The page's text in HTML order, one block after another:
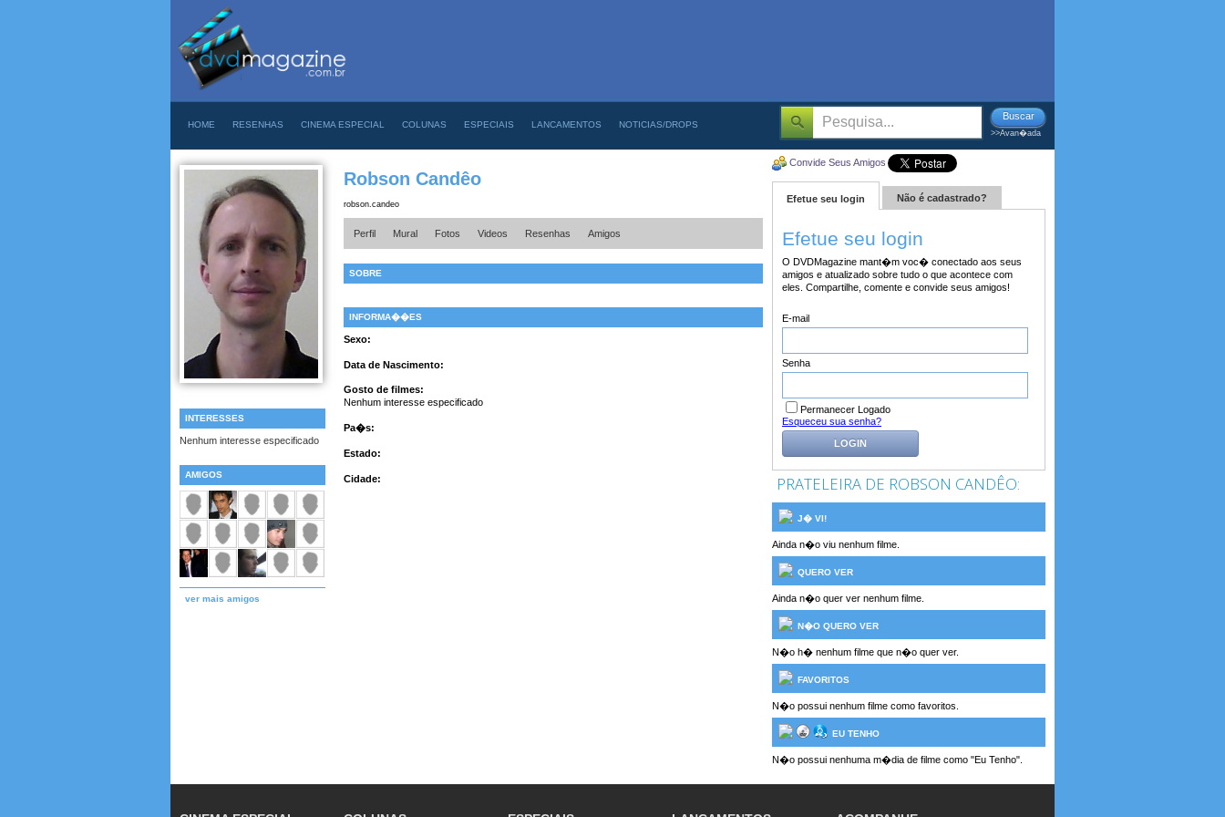
HOME RESENHAS CINEMA ESPECIAL COLUNAS ESPECIAIS LANCAMENTOS NOTICIAS/DROPS
Buscar
>>Avan�ada
INTERESSES
Nenhum interesse especificado
AMIGOS
ver mais amigos
Robson Candêo
robson.candeo
Perfil Mural Fotos Videos Resenhas Amigos
SOBRE
INFORMA��ES
Sexo:
Data de Nascimento:
Gosto de filmes:
Nenhum interesse especificado
Pa�s:
Estado:
Cidade:
Convide Seus Amigos
Efetue seu login Não é cadastrado?
Efetue seu login
O DVDMagazine mant�m voc� conectado aos seus
amigos e atualizado sobre tudo o que acontece com
eles. Compartilhe, comente e convide seus amigos!
E-mail
Senha
Permanecer Logado
Esqueceu sua senha?
LOGIN
PRATELEIRA DE ROBSON CANDÊO:
J� VI!
Ainda n�o viu nenhum filme.
QUERO VER
Ainda n�o quer ver nenhum filme.
N�O QUERO VER
N�o h� nenhum filme que n�o quer ver.
FAVORITOS
N�o possui nenhum filme como favoritos.
EU TENHO
N�o possui nenhuma m�dia de filme como "Eu Tenho".